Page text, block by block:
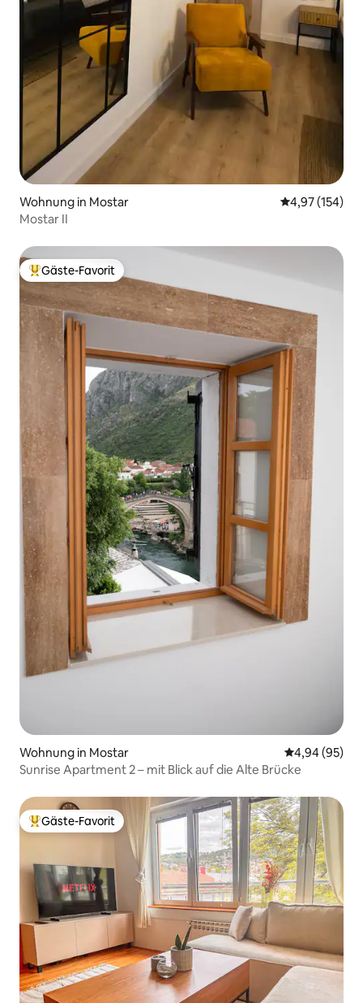
Wohnung in Mostar
4,97 (154)
Mostar II
Beliebter Gäste-Favorit.
Gäste-Favorit
Wohnung in Mostar
4,94 (95)
Sunrise Apartment 2 – mit Blick auf die Alte Brücke
Beliebter Gäste-Favorit.
Gäste-Favorit